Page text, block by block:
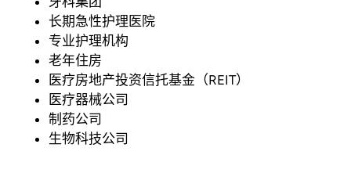
长期急性护理医院
专业护理机构
老年住房
医疗房地产投资信托基金（REIT）
医疗器械公司
制药公司
生物科技公司